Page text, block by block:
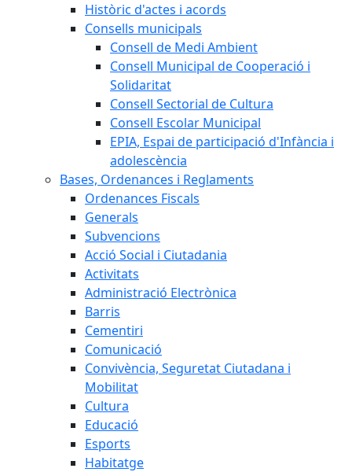
Històric d'actes i acords
Consells municipals
Consell de Medi Ambient
Consell Municipal de Cooperació i
Solidaritat
Consell Sectorial de Cultura
Consell Escolar Municipal
EPIA, Espai de participació d'Infància i
adolescència
Bases, Ordenances i Reglaments
Ordenances Fiscals
Generals
Subvencions
Acció Social i Ciutadania
Activitats
Administració Electrònica
Barris
Cementiri
Comunicació
Convivència, Seguretat Ciutadana i
Mobilitat
Cultura
Educació
Esports
Habitatge